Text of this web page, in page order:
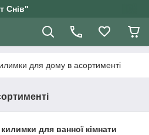
Снів"
для дому в асортименті
килимки для ванної кімнати